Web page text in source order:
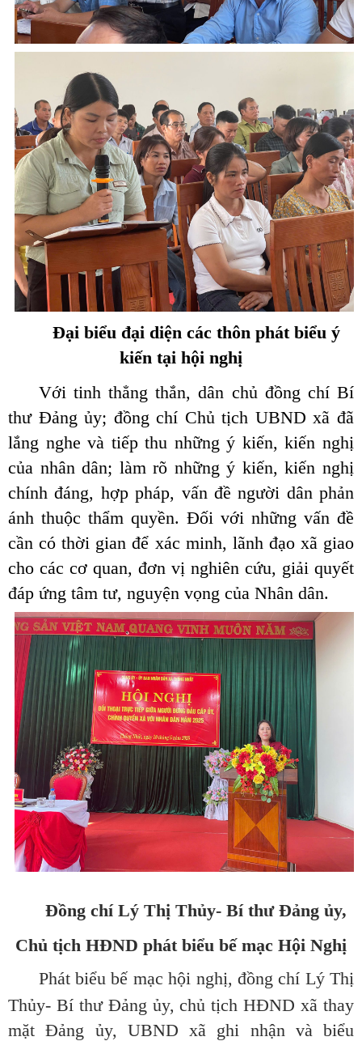
Đại biểu đại diện các thôn phát biểu ý
kiến tại hội nghị
Với tinh thẳng thắn, dân chủ đồng chí Bí
thư Đảng ủy; đồng chí Chủ tịch UBND xã đã
lắng nghe và tiếp thu những ý kiến, kiến nghị
của nhân dân; làm rõ những ý kiến, kiến nghị
chính đáng, hợp pháp, vấn đề người dân phản
ánh thuộc thẩm quyền. Đối với những vấn đề
cần có thời gian để xác minh, lãnh đạo xã giao
cho các cơ quan, đơn vị nghiên cứu, giải quyết
đáp ứng tâm tư, nguyện vọng của Nhân dân.
Đồng chí Lý ThịThủy- Bí thư Đảngủy,
Chủ tịch HĐND phát biểu bế mạc Hội Nghị
Phát biểu bế mạc hội nghị, đồng chí Lý Thị
Thủy- Bí thưĐảng ủy, chủ tịch HĐND xã thay
mặt Đảng ủy, UBND xã ghi nhận và biểu